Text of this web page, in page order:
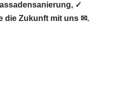
✓
die Zukunft mit uns ✉.